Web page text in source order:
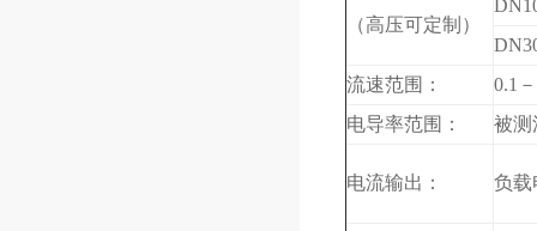
（高压可定制）
流速范围：
0.1
电导率范围：
被测
电流输出： 负载